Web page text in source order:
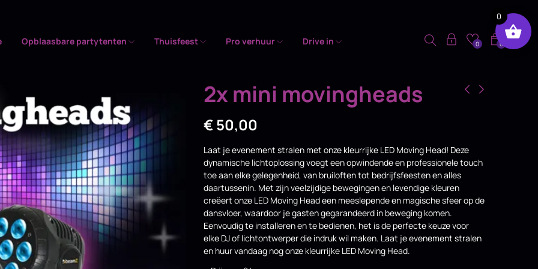
Opblaasbare partytenten Thuisfeest Pro verhuur Drive in 0
0
2x mini movingheads
€50,00
Laat je evenement stralen met onze kleurrijke LED Moving Head! Deze
dynamische lichtoplossing voegt een opwindende en professionele touch
toe aan elke gelegenheid, van bruiloften tot bedrijfsfeesten en alles
daartussenin. Met zijn veelzijdige bewegingen en levendige kleuren
creëert onze LED Moving Head een meeslepende en magische sfeer op de
dansvloer, waardoor je gasten gegarandeerd in beweging komen.
Eenvoudig te installeren en te bedienen, het is de perfecte keuze voor
elke DJ of lichtontwerper die indruk wil maken. Laat je evenement stralen
en huur vandaag nog onze kleurrijke LED Moving Head.
0